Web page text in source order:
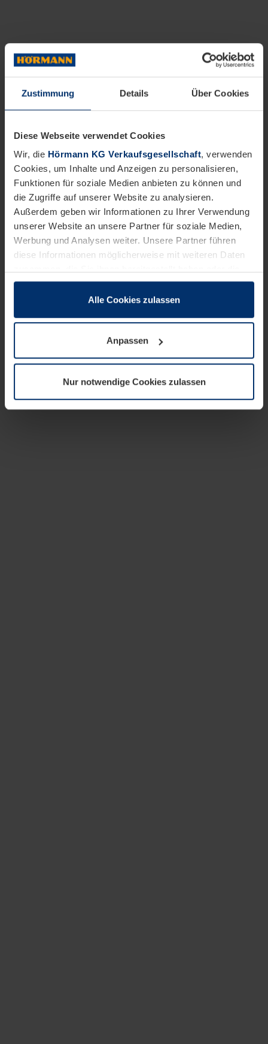
Zustimmung Details Über Cookies
Diese Webseite verwendet Cookies
Wir, die Hörmann KG Verkaufsgesellschaft, verwenden
Cookies, um Inhalte und Anzeigen zu personalisieren,
Funktionen für soziale Medien anbieten zu können und
die Zugriffe auf unserer Website zu analysieren.
Außerdem geben wir Informationen zu Ihrer Verwendung
unserer Website an unsere Partner für soziale Medien,
Werbung und Analysen weiter. Unsere Partner führen
diese Informationen möglicherweise mit weiteren Daten
sie im Rahmen Ihrer Nutzung der Dienste gesammelt
wenn diese für den Betrieb dieser Seite unbedingt
notwendig sind. Für alle anderen Cookie-Typen benötigen
wir Ihre Erlaubnis. Ihre Einwilligung können Sie jederzeit
Datenschutzerklärungunserer Website ändern oder
widerrufen.
Alle Cookies zulassen
Anpassen
Nur notwendige Cookies zulassen